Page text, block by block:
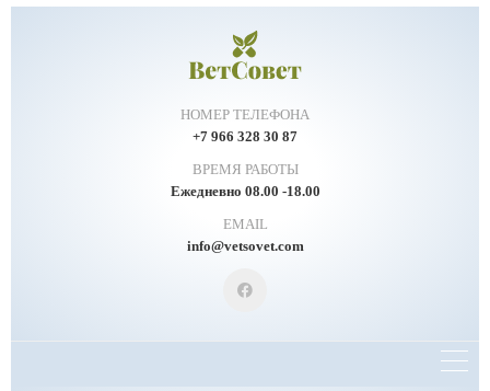
НОМЕР ТЕЛЕФОНА
+7 966 328 30 87
ВРЕМЯ РАБОТЫ
Ежедневно 08.00 -18.00
EMAIL
info@vetsovet.com